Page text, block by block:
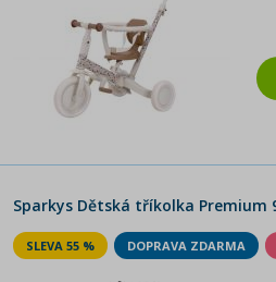
Sparkys Dětská tříkolka Premium
SLEVA 55 % DOPRAVA ZDARMA